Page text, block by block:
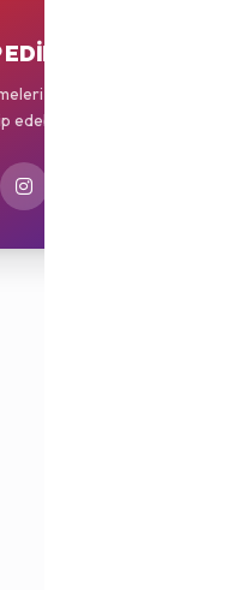
sosyal medya
edebilirsiniz.